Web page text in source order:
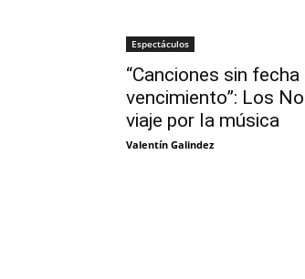
Espectáculos
“Canciones sin fecha
vencimiento”: Los
viaje por la música
Valentín Galindez